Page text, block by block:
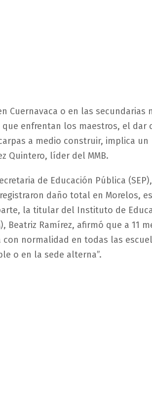
Cuernavaca o en las secundarias
enfrentan los maestros, el dar
a medio construir, implica un
Quintero, líder del MMB.
de Educación Pública
daño total en Morelos,
la titular del Instituto de
Beatriz Ramírez, afirmó que a 11
normalidad en todas las
o en la sede alterna”.